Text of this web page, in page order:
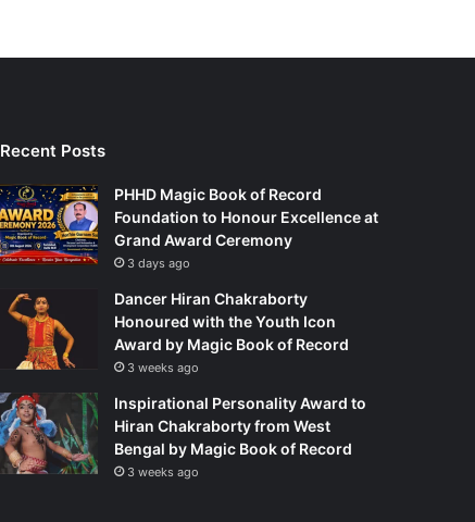
Recent Posts
PHHD Magic Book of Record
Foundation to Honour Excellence at
Grand Award Ceremony
3 days ago
Dancer Hiran Chakraborty
Honoured with the Youth Icon
Award by Magic Book of Record
3 weeks ago
Inspirational Personality Award to
Hiran Chakraborty from West
Bengal by Magic Book of Record
3 weeks ago